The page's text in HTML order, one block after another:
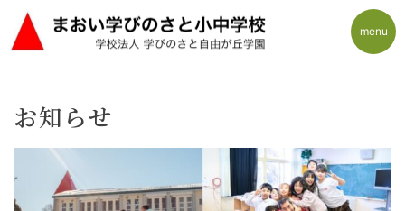
Skip
to
content
menu
お知らせ